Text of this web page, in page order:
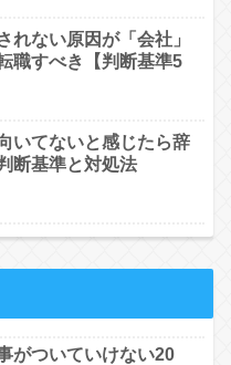
れない原因が「会社」
職すべき【判断基準5
いてないと感じたら辞
断基準と対処法
がついていけない20